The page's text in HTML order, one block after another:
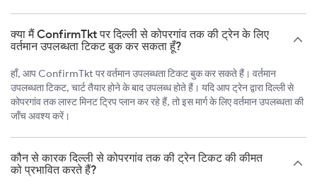
क्या मैं ConfirmTkt पर दिल्ली से कोपरगांव तक की ट्रेन के लिए
वर्तमान उपलब्धता टिकट बुक कर सकता हूँ?
हाँ, आप ConfirmTkt पर वर्तमान उपलब्धता टिकट बुक कर सकते हैं। वर्तमान
उपलब्धता टिकट, चार्ट तैयार होने के बाद उपलब्ध होते हैं। यदि आप ट्रेन द्वारा दिल्ली से
कोपरगांव तक लास्ट मिनट ट्रिप प्लान कर रहे हैं, तो इस मार्ग के लिए वर्तमान उपलब्धता की
जाँच अवश्य करें।
कौन से कारक दिल्ली से कोपरगांव तक की ट्रेन टिकट की कीमत
को प्रभावित करते हैं?